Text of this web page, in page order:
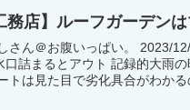
務店】ルーフガーデン
いっぱい。 2023/12/13(水) 10:23:01.09 パラペ
ト 記録的大雨の時心配 普段目に見えない所
レートは見た目で劣化具合がわか